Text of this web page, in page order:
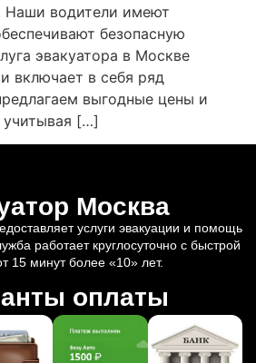
Наши водители имеют
безопасную
эвакуатора в Москве
включает в себя ряд
выгодные цены и
[…]
Москва
услуги эвакуации и помощь
работает круглосуточно с быстрой
15 минут более «10» лет.
оплаты